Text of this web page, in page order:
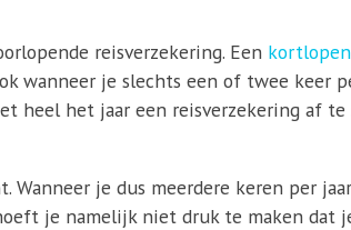
reisverzekering. Een
wanneer je slechts een of twee keer
heel het jaar een reisverzekering af
je dus meerdere keren per
je namelijk niet druk te maken dat